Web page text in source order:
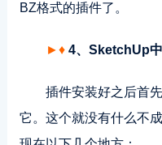
BZ格式的插件了。
►♦ 4、SketchUp
插件安装好之后首
它。这个就没有什么不